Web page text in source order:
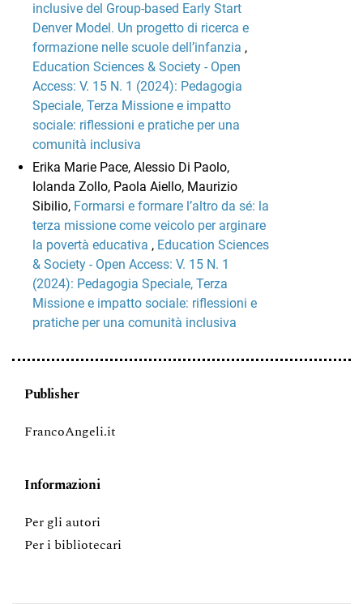
inclusive del Group-based Early Start
Denver Model. Un progetto di ricerca e
formazione nelle scuole dell’infanzia ,
Education Sciences & Society - Open
Access: V. 15 N. 1 (2024): Pedagogia
Speciale, Terza Missione e impatto
sociale: riflessioni e pratiche per una
comunità inclusiva
Erika Marie Pace, Alessio Di Paolo,
Iolanda Zollo, Paola Aiello, Maurizio
Sibilio, Formarsi e formare l’altro da sé: la
terza missione come veicolo per arginare
la povertà educativa , Education Sciences
& Society - Open Access: V. 15 N. 1
(2024): Pedagogia Speciale, Terza
Missione e impatto sociale: riflessioni e
pratiche per una comunità inclusiva
Publisher
FrancoAngeli.it
Informazioni
Per gli autori
Per i bibliotecari